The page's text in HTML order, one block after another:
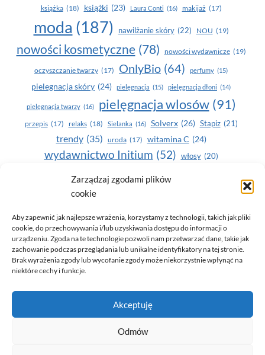
Zarządzaj zgodami plików
cookie
Aby zapewnić jak najlepsze wrażenia, korzystamy z technologii, takich jak pliki
cookie, do przechowywania i/lub uzyskiwania dostępu do informacji o
urządzeniu. Zgoda na te technologie pozwoli nam przetwarzać dane, takie jak
zachowanie podczas przeglądania lub unikalne identyfikatory na tej stronie.
Brak wyrażenia zgody lub wycofanie zgody może niekorzystnie wpłynąć na
niektóre cechy i funkcje.
Akceptuję
Odmów
książka (18) książki (23) Laura Conti (16) makijaż (17)
moda (187) nawilżanie skóry (22) NOU (19)
nowości kosmetyczne (78) nowości wydawnicze (19)
oczyszczanie twarzy (17) OnlyBio (64) perfumy (15)
pielegnacja skóry (24) pielęgnacja (15) pielęgnacja dłoni (14)
pielęgnacja twarzy (16) pielęgnacja wlosów (91)
przepis (17) relaks (18) Sielanka (16) Solverx (26) Stapiz (21)
trendy (35) uroda (17) witamina C (24)
wydawnictwo Initium (52) włosy (20)
Yasumi(164) zdrowe zęby
zdrowie
© 2026 Only You - portal dla kobiet (uroda, moda, zdrowie)
opracowanie:AZDOBRESTRONY